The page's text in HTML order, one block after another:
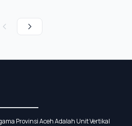
Provinsi Aceh Adalah Unit Vertikal